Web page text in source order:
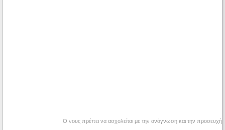
Ο νους πρέπει να ασχολείται με την ανάγνωση και την προσευχή